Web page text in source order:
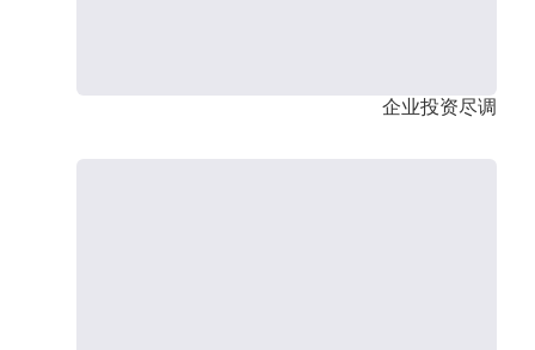
企业投资尽调